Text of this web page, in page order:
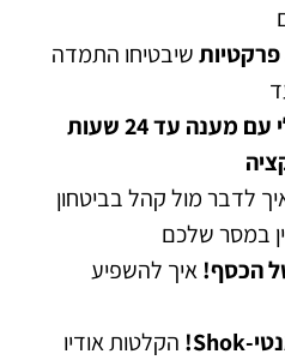
שיבטיחו התמדה
ליווי של מאמן מנטלי עם מענה עד 24 שעות
לדבר מול קהל בביטחון
במסר שלכם
איך להשפיע
הקלטות אודיו